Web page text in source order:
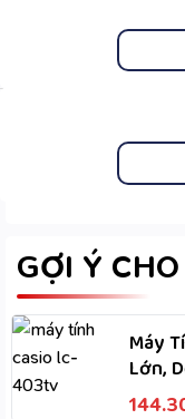
GỢI Ý
Máy
Lớn,